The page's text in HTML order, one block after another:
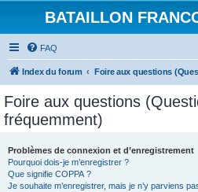
BATAILLON
FAQ
Index du forum Foire aux questions
Foire aux questions
fréquemment)
Problèmes de connexion et d’enregistrement
Pourquoi dois-je m’enregistrer ?
Que signifie COPPA ?
Je souhaite m’enregistrer, mais je n’y parviens